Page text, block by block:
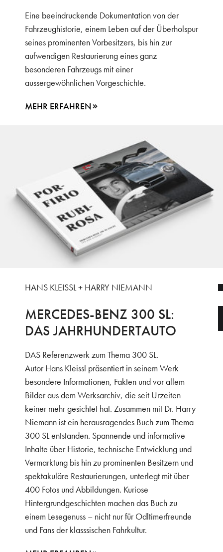
Eine beeindruckende Dokumentation von der
Fahrzeughistorie, einem Leben auf der Überholspur
seines prominenten Vorbesitzers, bis hin zur
aufwendigen Restaurierung eines ganz
besonderen Fahrzeugs mit einer
aussergewöhnlichen Vorgeschichte.
MEHR ERFAHREN
HANS KLEISSL + HARRY NIEMANN
MERCEDES-BENZ 300 SL:
DAS JAHRHUNDERTAUTO
DAS Referenzwerk zum Thema 300 SL.
Autor Hans Kleissl präsentiert in seinem Werk
besondere Informationen, Fakten und vor allem
Bilder aus dem Werksarchiv, die seit Urzeiten
keiner mehr gesichtet hat. Zusammen mit Dr. Harry
Niemann ist ein herausragendes Buch zum Thema
300 SL entstanden. Spannende und informative
Inhalte über Historie, technische Entwicklung und
Vermarktung bis hin zu prominenten Besitzern und
spektakuläre Restaurierungen, unterlegt mit über
400 Fotos und Abbildungen. Kuriose
Hintergrundgeschichten machen das Buch zu
einem Lesegenuss – nicht nur für Odltimerfreunde
und Fans der klasssischen Fahrkultur.